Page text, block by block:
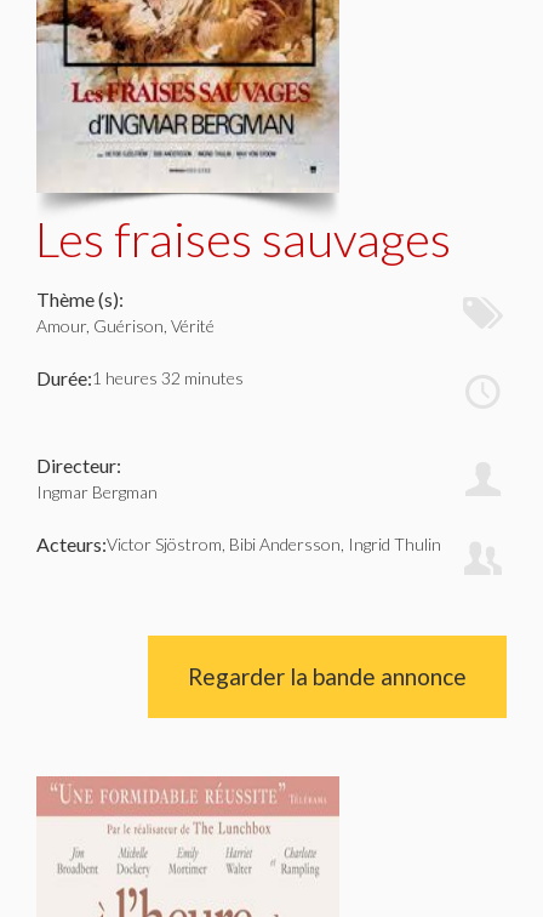
Les fraises sauvages
Thème (s):
Amour, Guérison, Vérité
Durée:1 heures 32 minutes
Directeur:
Ingmar Bergman
Acteurs:Victor Sjöstrom, Bibi Andersson, Ingrid Thulin
Regarder la bande annonce